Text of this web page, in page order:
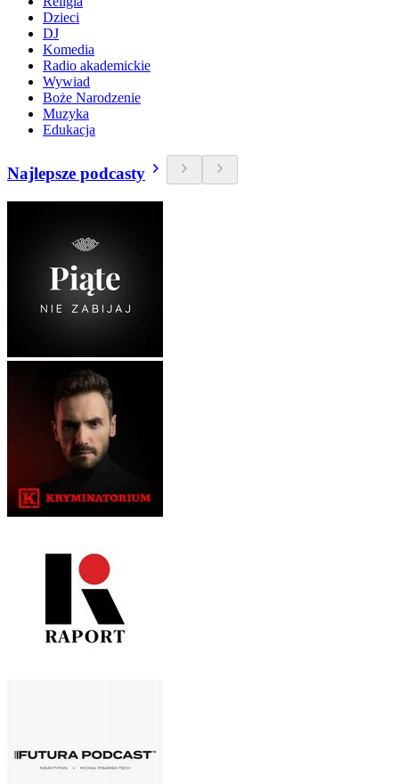
Dzieci
DJ
Komedia
Radio akademickie
Wywiad
Boże Narodzenie
Muzyka
Edukacja
Najlepsze podcasty